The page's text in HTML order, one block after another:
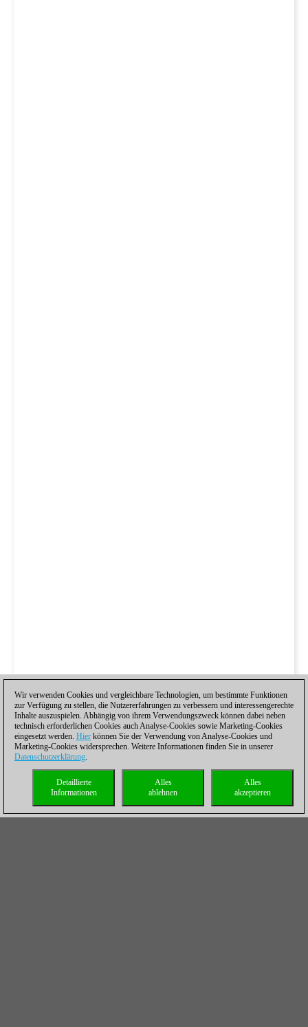
Wir verwenden Cookies und vergleichbare Technologien, um bestimmte Funktionen
zur Verfügung zu stellen, die Nutzererfahrungen zu verbessern und interessengerechte
Inhalte auszuspielen. Abhängig von ihrem Verwendungszweck können dabei neben
technisch erforderlichen Cookies auch Analyse-Cookies sowie Marketing-Cookies
eingesetzt werden. Hier können Sie der Verwendung von Analyse-Cookies und
Marketing-Cookies widersprechen. Weitere Informationen finden Sie in unserer
Datenschutzerklärung.
Alles
akzeptieren
Alles
ablehnen
Detaillierte
Informationen